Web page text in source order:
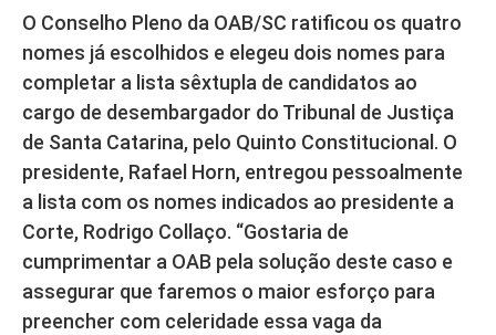
O Conselho Pleno da OAB/SC ratificou os quatro
nomes já escolhidos e elegeu dois nomes para
completar a lista sêxtupla de candidatos ao
cargo de desembargador do Tribunal de Justiça
de Santa Catarina, pelo Quinto Constitucional. O
presidente, Rafael Horn, entregou pessoalmente
a lista com os nomes indicados ao presidente a
Corte, Rodrigo Collaço. “Gostaria de
cumprimentar a OAB pela solução deste caso e
assegurar que faremos o maior esforço para
preencher com celeridade essa vaga da